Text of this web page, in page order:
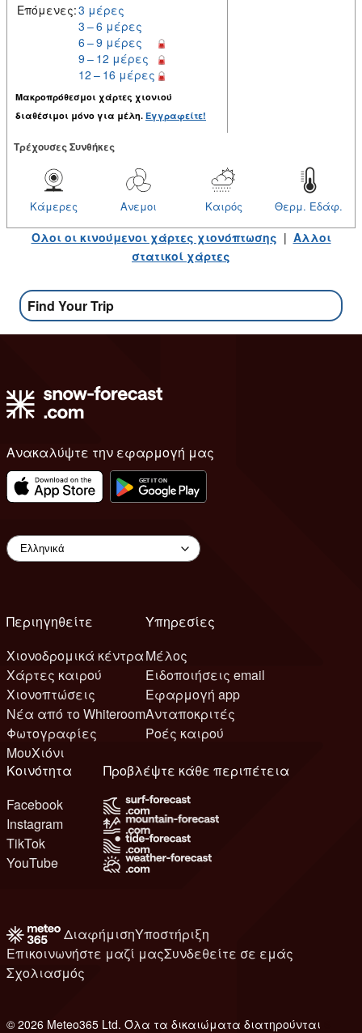
Επόμενες:3 μέρες
3 – 6 μέρες
6 – 9 μέρες
9 – 12 μέρες
12 – 16 μέρες
Μακροπρόθεσμοι χάρτες χιονιού
διαθέσιμοι μόνο για μέλη. Εγγραφείτε!
Tρέχουσες Συνθήκες
Θερμ. Εδάφ.
Καιρός
Ανεμοι
Κάμερες
Ολοι οι κινούμενοι χάρτες χιονόπτωσης | Αλλοι
στατικοί χάρτες
Find Your Trip
Ανακαλύψτε την εφαρμογή μας
Περιηγηθείτε
Χιονοδρομικά κέντρα
Χάρτες καιρού
Χιονοπτώσεις
Νέα από το Whiteroom
Φωτογραφίες
ΜουΧιόνι
Υπηρεσίες
Μέλος
Ειδοποιήσεις email
Εφαρμογή app
Ανταποκριτές
Ροές καιρού
Κοινότητα
Facebook
Instagram
TikTok
YouTube
Προβλέψτε κάθε περιπέτεια
ΔιαφήμισηΥποστήριξη
Επικοινωνήστε μαζί μαςΣυνδεθείτε σε εμάς
Σχολιασμός
© 2026 Meteo365 Ltd. Όλα τα δικαιώματα διατηρούνται